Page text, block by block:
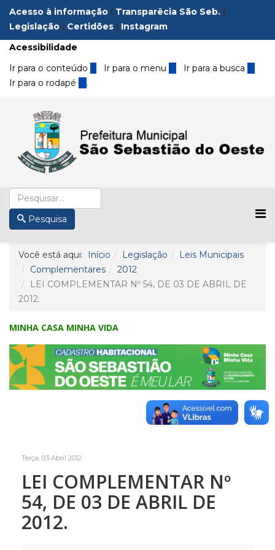
Acesso à informação | Transparêcia São Seb. |
Legislação | Certidões | Instagram
Acessibilidade
Ir para o conteúdo 1 Ir para o menu 2 Ir para a busca3
Ir para o rodapé 4 .
Pesquisa
Você está aqui: Início Legislação
Leis Municipais
Complementares
2012
LEI COMPLEMENTAR Nº 54, DE 03 DE ABRIL DE
2012.
MINHA CASA MINHA VIDA
Terça, 03 Abril 2012
LEI COMPLEMENTAR Nº
54, DE 03 DE ABRIL DE
2012.